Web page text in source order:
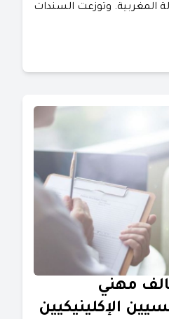
المغربية. ​وتوزعت السندات
مهني
الإكلينيكيين